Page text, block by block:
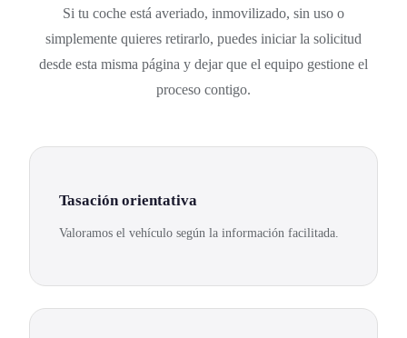
Si tu coche está averiado, inmovilizado, sin uso o
simplemente quieres retirarlo, puedes iniciar la solicitud
desde esta misma página y dejar que el equipo gestione el
proceso contigo.
Tasación orientativa
Valoramos el vehículo según la información facilitada.